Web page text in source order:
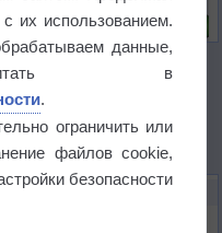
метеоусловиям
их использованием.
данные,
в
.
ограничить или
файлов cookie,
безопасности